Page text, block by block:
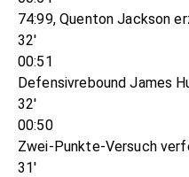
74:99, Quenton Jackson
32'
00:51
Defensivrebound James
32'
00:50
Zwei-Punkte-Versuch
31'